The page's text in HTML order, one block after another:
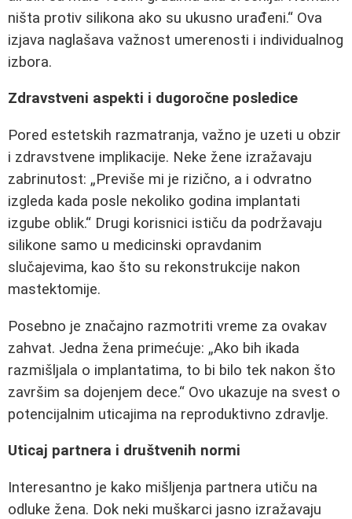
ništa protiv silikona ako su ukusno urađeni. Ova
izjava naglašava važnost umerenosti i individualnog
izbora.
Zdravstveni aspekti i dugoročne posledice
Pored estetskih razmatranja, važno je uzeti u obzir
i zdravstvene implikacije. Neke žene izražavaju
zabrinutost:
Previše mi je rizično, a i odvratno
izgleda kada posle nekoliko godina implantati
izgube oblik.
Drugi korisnici ističu da podržavaju
silikone samo u medicinski opravdanim
slučajevima, kao što su rekonstrukcije nakon
mastektomije.
Posebno je značajno razmotriti vreme za ovakav
zahvat. Jedna žena primećuje: Ako bih ikada
razmišljala o implantatima, to bi bilo tek nakon što
završim sa dojenjem dece. Ovo ukazuje na svest o
potencijalnim uticajima na reproduktivno zdravlje.
Uticaj partnera i društvenih normi
Interesantno je kako mišljenja partnera utiču na
odluke žena. Dok neki muškarci jasno izražavaju